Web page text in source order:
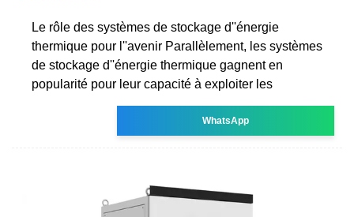
Le rôle des systèmes de stockage d''énergie
thermique pour l''avenir Parallèlement, les systèmes
de stockage d''énergie thermique gagnent en
popularité pour leur capacité à exploiter les
WhatsApp